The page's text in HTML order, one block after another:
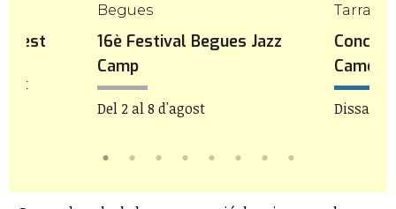
Begues
16è Festival Begues Jazz
Camp
Del 2 al 8 d'agost Dissabte